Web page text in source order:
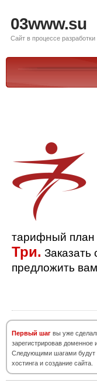
03www.su
Сайт в процессе разработки
тарифный план
Три.
предложить
Первый шаг вы уже
зарегистрировав доменное
Следующими шагами будут
хостинга и создание сайта.